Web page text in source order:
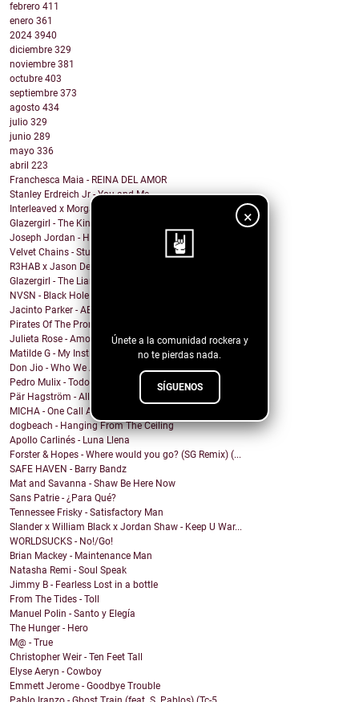
×
Únete a la comunidad rockera y
no te pierdas nada.
SÍGUENOS
febrero 411
enero 361
2024 3940
diciembre 329
noviembre 381
octubre 403
septiembre 373
agosto 434
julio 329
junio 289
mayo 336
abril 223
Franchesca Maia - REINA DEL AMOR
Stanley Erdreich Jr - You and Me
Interleaved x Morgan Rose - Time Will Tell
Glazergirl - The Kingdom
Joseph Jordan - How Do I Know
Velvet Chains - Stuck Against the Wall
R3HAB x Jason Derulo - Animal
Glazergirl - The Liar's Way
NVSN - Black Hole
Jacinto Parker - AEIOU
Pirates Of The Promised Land - Searching Through
Julieta Rose - Amor Propio
Matilde G - My Instincts Are Tragic
Don Jio - Who We Are
Pedro Mulix - Todo Ok
Pär Hagström - All God’s Children
MICHA - One Call Away
dogbeach - Hanging From The Ceiling
Apollo Carlinés - Luna Llena
Forster & Hopes - Where would you go? (SG Remix) (...
SAFE HAVEN - Barry Bandz
Mat and Savanna - Shaw Be Here Now
Sans Patrie - ¿Para Qué?
Tennessee Frisky - Satisfactory Man
Slander x William Black x Jordan Shaw - Keep U War...
WORLDSUCKS - No!/Go!
Brian Mackey - Maintenance Man
Natasha Remi - Soul Speak
Jimmy B - Fearless Lost in a bottle
From The Tides - Toll
Manuel Polin - Santo y Elegía
The Hunger - Hero
M@ - True
Christopher Weir - Ten Feet Tall
Elyse Aeryn - Cowboy
Emmett Jerome - Goodbye Trouble